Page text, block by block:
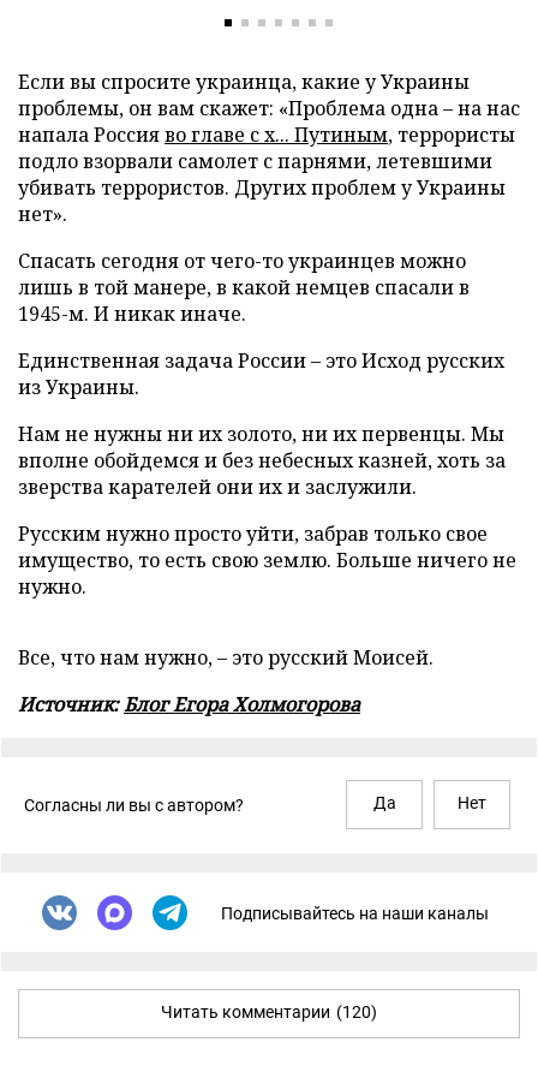
Если вы спросите украинца, какие у Украины
проблемы, он вам скажет: «Проблема одна – на нас
напала Россияво главе с х... Путиным, террористы
подло взорвали самолет с парнями, летевшими
убивать террористов. Других проблем у Украины
нет».
Спасать сегодня от чего-то украинцев можно
лишь в той манере, в какой немцев спасали в
1945-м. И никак иначе.
Единственная задача России – это Исход русских
из Украины.
Нам не нужны ни их золото, ни их первенцы. Мы
вполне обойдемся и без небесных казней, хоть за
зверства карателей они их и заслужили.
Русским нужно просто уйти, забрав только свое
имущество, то есть свою землю. Больше ничего не
нужно.
Все, что нам нужно, – это русский Моисей.
Источник:Блог Егора Холмогорова
Согласны ли вы с автором? Да Нет
Подписывайтесь на наши каналы
Читать комментарии (120)